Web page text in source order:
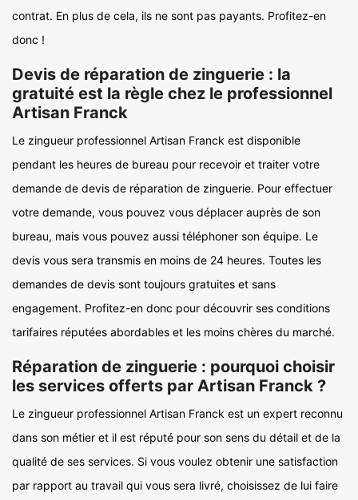
contrat. En plus de cela, ils ne sont pas payants. Profitez-en
donc !
Devis de réparation de zinguerie : la
gratuité est la règle chez le professionnel
Artisan Franck
Le zingueur professionnel Artisan Franck est disponible
pendant les heures de bureau pour recevoir et traiter votre
demande de devis de réparation de zinguerie. Pour effectuer
votre demande, vous pouvez vous déplacer auprès de son
bureau, mais vous pouvez aussi téléphoner son équipe. Le
devis vous sera transmis en moins de 24 heures. Toutes les
demandes de devis sont toujours gratuites et sans
engagement. Profitez-en donc pour découvrir ses conditions
tarifaires réputées abordables et les moins chères du marché.
Réparation de zinguerie : pourquoi choisir
les services offerts par Artisan Franck ?
Le zingueur professionnel Artisan Franck est un expert reconnu
dans son métier et il est réputé pour son sens du détail et de la
qualité de ses services. Si vous voulez obtenir une satisfaction
par rapport au travail qui vous sera livré, choisissez de lui faire